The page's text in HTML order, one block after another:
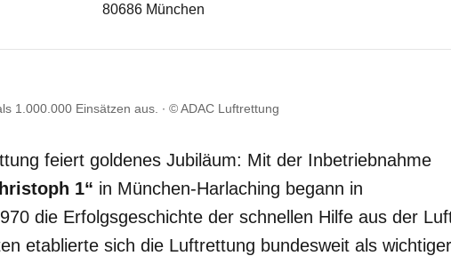
80686 München
1.000.000 Einsätzen aus. © ADAC Luftrettung
feiert goldenes Jubiläum: Mit der Inbetriebnahme
1“ in München-Harlaching begann in
die Erfolgsgeschichte der schnellen Hilfe aus der
etablierte sich die Luftrettung bundesweit als